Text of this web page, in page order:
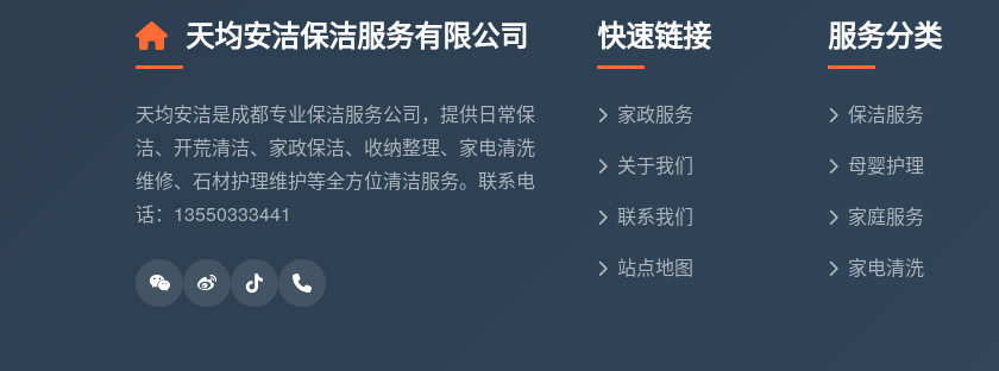
在成都，能做开荒保洁的团队不少，但能把“月度长期开荒”执行得稳定、安全的品牌并不多。天
自有标准化团队，拒绝转包：所有开荒人员均完成岗前SOP培训，使用统一配色的伸缩杆、铲
刀、吸尘吸水机，到岗即开工。
：每次上门服务均配置公众责任险与员工意外险，大型商业项目可提供
天均安洁保洁服务有限公司
天均安洁是成都专业保洁服务公司，提供日常保
洁、开荒清洁、家政保洁、收纳整理、家电清洗
维修、石材护理维护等全方位清洁服务。联系电
话：13550333441
快速链接
家政服务
关于我们
联系我们
站点地图
服务分类
保洁服务
母婴护理
家庭服务
家电清洗